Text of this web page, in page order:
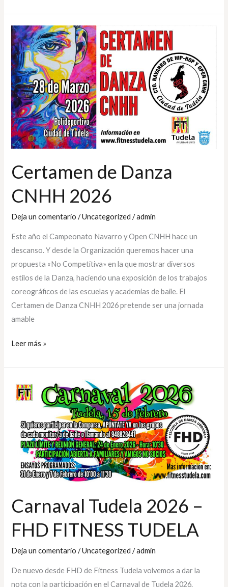
Certamen de Danza
CNHH 2026
Deja un comentario /Uncategorized /admin
Este año el Campeonato Navarro y Open CNHH hace un
descanso. Y desde la Organización queremos hacer una
propuesta «No Competitiva» en la que mostrar diversos
estilos de la Danza, haciendo una exposición de los trabajos
coreográficos de las escuelas y academias de baile. El
Certamen de Danza CNHH 2026 pretende ser una jornada
amable
Certamen
de
Danza
CNHH
2026
Leer más »
Carnaval Tudela 2026 –
FHD FITNESS TUDELA
Deja un comentario /Uncategorized /admin
De nuevo desde FHD de Fitness Tudela volvemos a dar la
nota con la participación en el Carnaval de Tudela 2026.
Carnaval
Tudela
FHD
FITNESS
TUDELA